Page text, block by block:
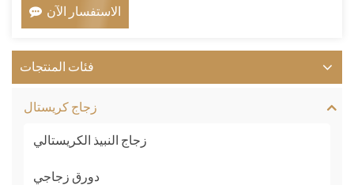
الاستفسار الآن
فئات المنتجات
زجاج كريستال
زجاج النبيذ الكريستالي
دورق زجاجي